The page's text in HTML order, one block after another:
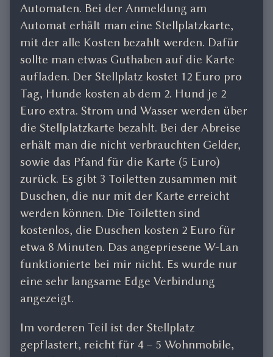
Automaten. Bei der Anmeldung am
Automat erhält man eine Stellplatzkarte,
mit der alle Kosten bezahlt werden. Dafür
sollte man etwas Guthaben auf die Karte
aufladen. Der Stellplatz kostet 12 Euro pro
Tag, Hunde kosten ab dem 2. Hund je 2
Euro extra. Strom und Wasser werden über
die Stellplatzkarte bezahlt. Bei der Abreise
erhält man die nicht verbrauchten Gelder,
sowie das Pfand für die Karte (5 Euro)
zurück. Es gibt 3 Toiletten zusammen mit
Duschen, die nur mit der Karte erreicht
werden können. Die Toiletten sind
kostenlos, die Duschen kosten 2 Euro für
etwa 8 Minuten. Das angepriesene W-Lan
funktionierte bei mir nicht. Es wurde nur
eine sehr langsame Edge Verbindung
angezeigt.
Im vorderen Teil ist der Stellplatz
gepflastert, reicht für 4 – 5 Wohnmobile,